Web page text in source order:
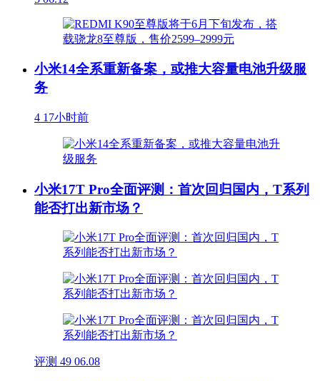
小米14全系重新备案，或推大容量电池升级服
务
4 17小时前
小米17T Pro全面评测：首次回归国内，T系列
能否打出新市场？
评测 49 06.08